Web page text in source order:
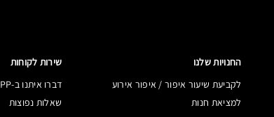
החנויות שלנו
לקביעת שיעור איפור / איפור אירוע
למציאת חנות
שירות לקוחות
דברו איתנו ב-WHATSAPP
שאלות נפוצות